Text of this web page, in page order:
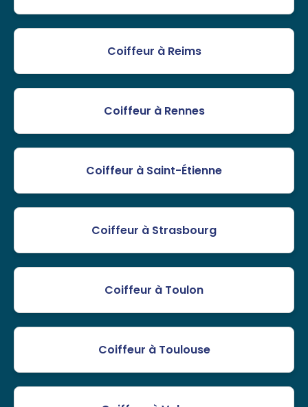
Coiffeur à Reims
Coiffeur à Rennes
Coiffeur à Saint-Étienne
Coiffeur à Strasbourg
Coiffeur à Toulon
Coiffeur à Toulouse